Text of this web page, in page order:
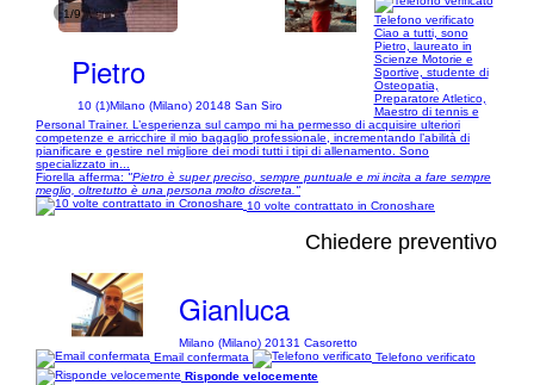
1/9
Pietro
10 (1)Milano (Milano) 20148 San Siro
Telefono verificato
Ciao a tutti, sono
Pietro, laureato in
Scienze Motorie e
Sportive, studente di
Osteopatia,
Preparatore Atletico,
Maestro di tennis e
Personal Trainer. L’esperienza sul campo mi ha permesso di acquisire ulteriori
competenze e arricchire il mio bagaglio professionale, incrementando l’abilità di
pianificare e gestire nel migliore dei modi tutti i tipi di allenamento. Sono
specializzato in...
Fiorella afferma: "Pietro è super preciso, sempre puntuale e mi incita a fare sempre
meglio, oltretutto è una persona molto discreta."
10 volte contrattato in Cronoshare
Chiedere preventivo
Gianluca
Milano (Milano) 20131 Casoretto
Email confermata
Telefono verificato
Risponde velocemente